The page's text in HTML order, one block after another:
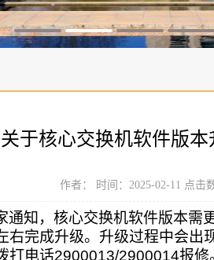
关于核心交换机软件版本
作者： 时间：2025-02-11 点击数
通知，核心交换机软件版本需
右完成升级。升级过程中会出
打电话2900013/2900014报修